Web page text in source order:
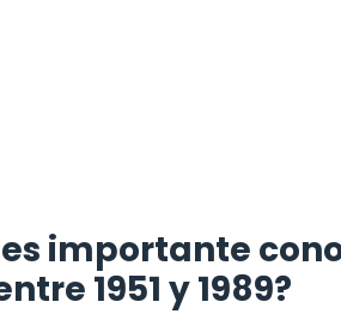
es importante
1951 y 1989?